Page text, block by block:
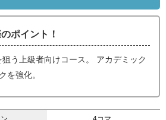
ポイント！
う上級者向けコース。 アカデミック
を強化。